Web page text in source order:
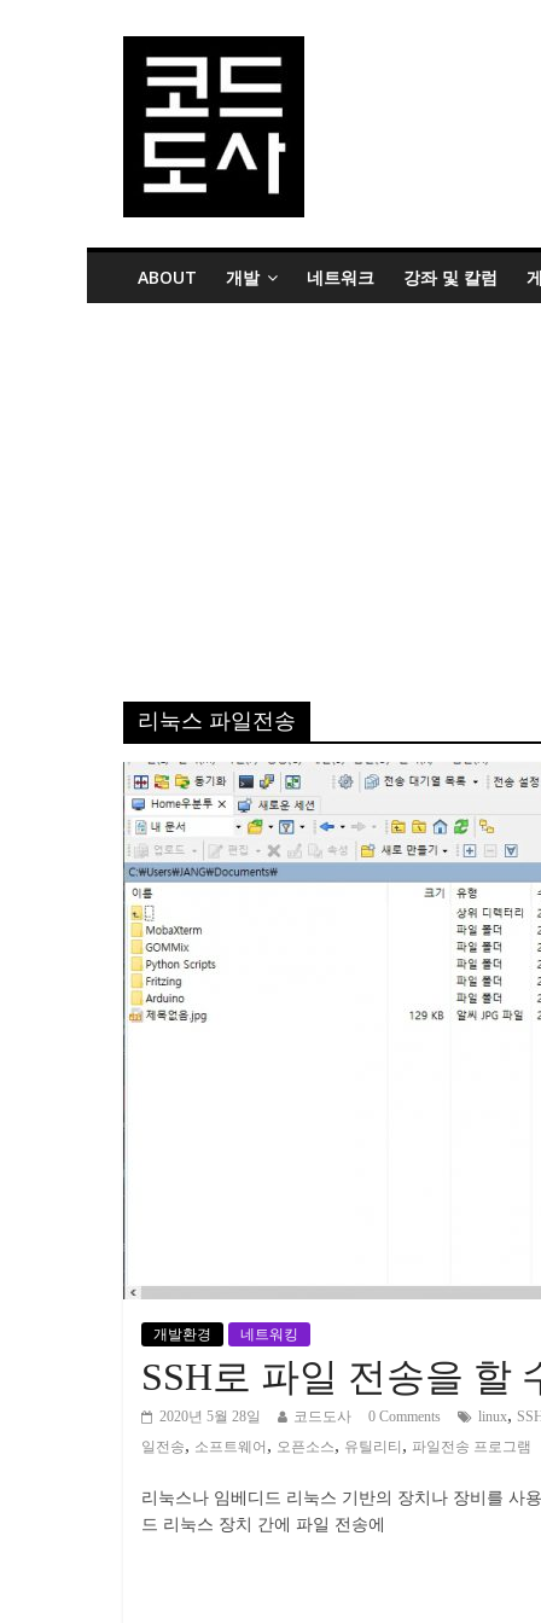
ABOUT 개발 네트워크 강좌 및 칼럼
리눅스 파일전송
개발환경 네트워킹
SSH로 파일 전송을 할
2020년 5월 28일 코드도사 0 Comments linux,
일전송, 소프트웨어 , 오픈소스, 유틸리티 , 파일전송 프로그램
리눅스나 임베디드 리눅스 기반의 장치나 장비를 사
드 리눅스 장치 간에 파일 전송에